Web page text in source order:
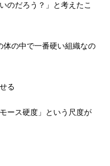
のだろう？」と考えたこ
体の中で一番硬い組織なの
る
ース硬度」という尺度が